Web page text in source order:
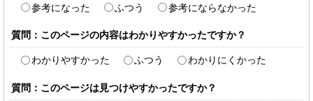
参考になった ふつう 参考にならなかった
質問：このページの内容はわかりやすかったですか？
わかりやすかった ふつう わかりにくかった
質問：このページは見つけやすかったですか？